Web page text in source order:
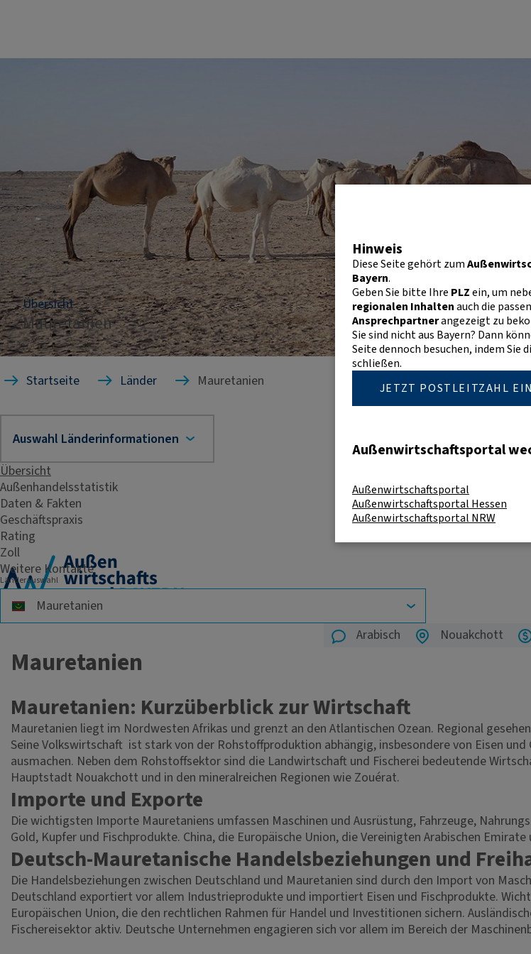
Übersicht
Mauretanien
Startseite Länder Mauretanien
Übersicht
Außenhandelsstatistik
Daten & Fakten
Geschäftspraxis
Rating
Zoll
Weitere Kontakte
Länderauswahl
Arabisch Nouakchott
Mauretanien
Mauretanien: Kurzüberblick zur Wirtschaft
Mauretanien liegt im Nordwesten Afrikas und grenzt an den Atlantischen Ozean. Regional
Seine Volkswirtschaft ist stark von der Rohstoffproduktion abhängig, insbesondere von Eisen
ausmachen. Neben dem Rohstoffsektor sind die Landwirtschaft und Fischerei bedeutende
Hauptstadt Nouakchott und in den mineralreichen Regionen wie Zouérat.
Importe und Exporte
Die wichtigsten Importe Mauretaniens umfassen Maschinen und Ausrüstung, Fahrzeuge,
Gold, Kupfer und Fischprodukte. China, die Europäische Union, die Vereinigten Arabischen
Deutsch-Mauretanische Handelsbeziehungen und
Die Handelsbeziehungen zwischen Deutschland und Mauretanien sind durch den Import von
Deutschland exportiert vor allem Industrieprodukte und importiert Eisen und Fischprodukte.
Europäischen Union, die den rechtlichen Rahmen für Handel und Investitionen sichern.
Fischereisektor aktiv. Deutsche Unternehmen engagieren sich vor allem im Bereich der
Hinweis
Diese Seite gehört zum
Bayern.
Geben Sie bitte Ihre PLZein, um
regionalen Inhaltenauch die
Ansprechpartnerangezeigt zu
Sie sind nicht aus Bayern? Dann
Seite dennoch besuchen, indem Sie
schließen.
JETZT POSTLEITZAHL
Außenwirtschaftsportal
Außenwirtschaftsportal
Außenwirtschaftsportal Hessen
Außenwirtschaftsportal NRW